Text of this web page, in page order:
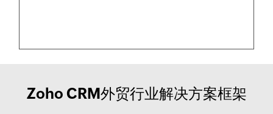
Zoho CRM外贸行业解决方案框架